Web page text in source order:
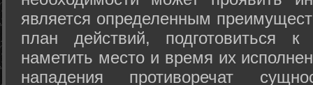
является определенным
план действий, подготовиться
наметить место и время их
нападения противоречат